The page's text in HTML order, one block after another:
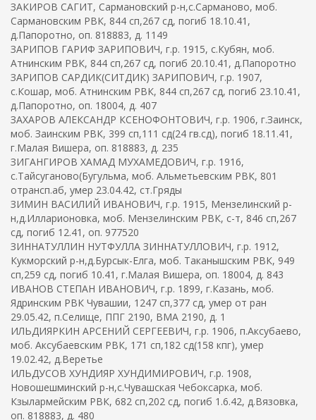
ЗАКИРОВ САГИТ, Сармановский р-н,с.Сарманово, моб.
Сармановским РВК, 844 сп,267 сд, погиб 18.10.41,
д.Папоротно, оп. 818883, д. 1149
ЗАРИПОВ ГАРИФ ЗАРИПОВИЧ, г.р. 1915, с.Кубян, моб.
Атнинским РВК, 844 сп,267 сд, погиб 20.10.41, д.Папоротно
ЗАРИПОВ САРДИК(СИТДИК) ЗАРИПОВИЧ, г.р. 1907,
с.Кошар, моб. Атнинским РВК, 844 сп,267 сд, погиб 23.10.41,
д.Папоротно, оп. 18004, д. 407
ЗАХАРОВ АЛЕКСАНДР КСЕНОФОНТОВИЧ, г.р. 1906, г.Заинск,
моб. Заинским РВК, 399 сп,111 сд(24 гв.сд), погиб 18.11.41,
г.Малая Вишера, оп. 818883, д. 235
ЗИГАНГИРОВ ХАМАД МУХАМЕДОВИЧ, г.р. 1916,
с.Тайсуганово(Бугульма, моб. Альметьевским РВК, 801
отрансп.аб, умер 23.04.42, ст.Гряды
ЗИМИН ВАСИЛИЙ ИВАНОВИЧ, г.р. 1915, Мензелинский р-
н,д.Илларионовка, моб. Мензелинским РВК, с-т, 846 сп,267
сд, погиб 12.41, оп. 977520
ЗИННАТУЛЛИН НУТФУЛЛА ЗИННАТУЛЛОВИЧ, г.р. 1912,
Кукморский р-н,д.Бурсык-Елга, моб. Таканышским РВК, 949
сп,259 сд, погиб 10.41, г.Малая Вишера, оп. 18004, д. 843
ИВАНОВ СТЕПАН ИВАНОВИЧ, г.р. 1899, г.Казань, моб.
Ядринским РВК Чувашии, 1247 сп,377 сд, умер от ран
29.05.42, п.Селище, ППГ 2190, ВМА 2190, д. 1
ИЛЬДИЯРКИН АРСЕНИЙ СЕРГЕЕВИЧ, г.р. 1906, п.Аксубаево,
моб. Аксубаевским РВК, 171 сп,182 сд(158 кпг), умер
19.02.42, д.Веретье
ИЛЬДУСОВ ХУНДИЯР ХУНДИМИРОВИЧ, г.р. 1908,
Новошешминский р-н,с.Чувашская Чебоксарка, моб.
Кзылармейским РВК, 682 сп,202 сд, погиб 1.6.42, д.Вязовка,
оп. 818883, д. 480